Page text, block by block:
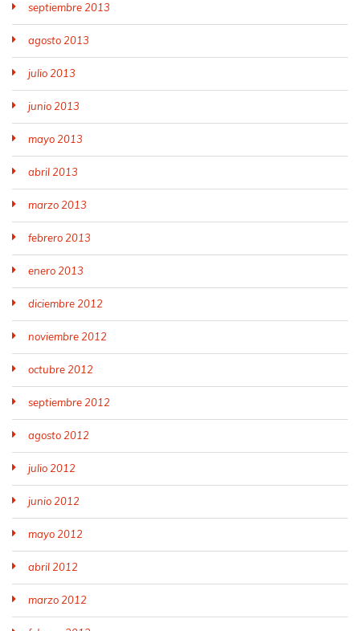
septiembre 2013
agosto 2013
julio 2013
junio 2013
mayo 2013
abril 2013
marzo 2013
febrero 2013
enero 2013
diciembre 2012
noviembre 2012
octubre 2012
septiembre 2012
agosto 2012
julio 2012
junio 2012
mayo 2012
abril 2012
marzo 2012